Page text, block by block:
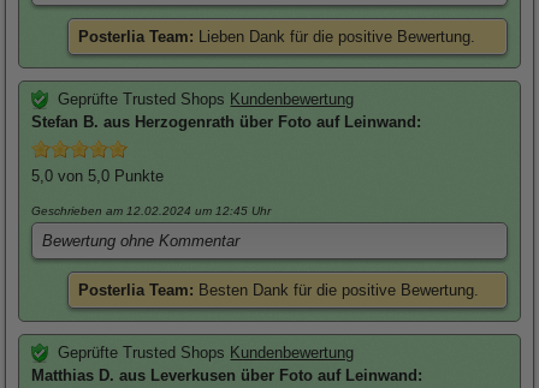
Posterlia Team: Lieben Dank für die positive Bewertung.
Geprüfte Trusted Shops Kundenbewertung
Stefan B. aus Herzogenrath über Foto auf Leinwand :
5,0 von 5,0 Punkte
Geschrieben am 12.02.2024 um 12:45 Uhr
Bewertung ohne Kommentar
Posterlia Team: Besten Dank für die positive Bewertung.
Geprüfte Trusted Shops Kundenbewertung
Matthias D. aus Leverkusen über Foto auf Leinwand :